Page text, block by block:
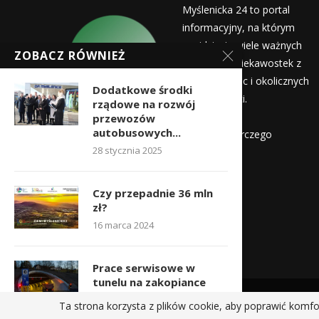
Myślenicka 24 to portal
informacyjny, na którym
znajdziecie wiele ważnych
informacji i ciekawostek z
życia Myślenic i okolicznych
miejscowości.
Myślenicka Agencja Rozwoju Gospodarczego
redakcja@myslenicka24.pl
ZOBACZ RÓWNIEŻ
Dodatkowe środki
rządowe na rozwój
przewozów
autobusowych...
28 stycznia 2025
Czy przepadnie 36 mln
zł?
16 marca 2024
Prace serwisowe w
tunelu na zakopiance
10 lutego 2023
Ta strona korzysta z plików cookie, aby poprawić